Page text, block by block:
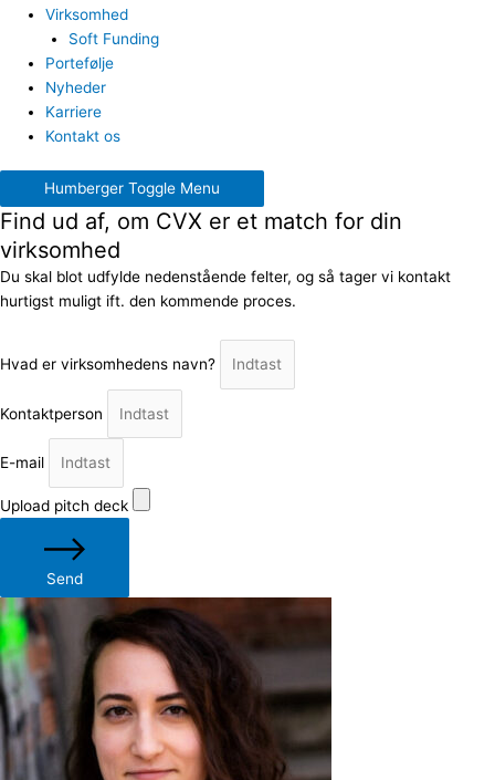
Virksomhed
Soft Funding
Portefølje
Nyheder
Karriere
Kontakt os
Humberger Toggle Menu
Find ud af, om CVX er et match for din
virksomhed
Du skal blot udfylde nedenstående felter, og så tager vi kontakt
hurtigst muligt ift. den kommende proces.
Hvad er virksomhedens navn?
Kontaktperson
E-mail
Upload pitch deck
Send